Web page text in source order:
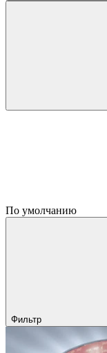
По умолчанию
Фильтр